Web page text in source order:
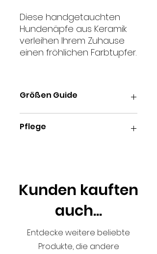
Diese handgetauchten
Hundenäpfe aus Keramik
verleihen Ihrem Zuhause
einen fröhlichen Farbtupfer.
Größen Guide
Durchmesser
Pflege
Kunden kauften
auch...
Entdecke weitere beliebte
Produkte, die andere